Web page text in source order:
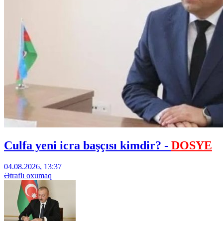
Culfa yeni icra başçısı kimdir? - DOSYE
04.08.2026, 13:37
Ətraflı oxumaq